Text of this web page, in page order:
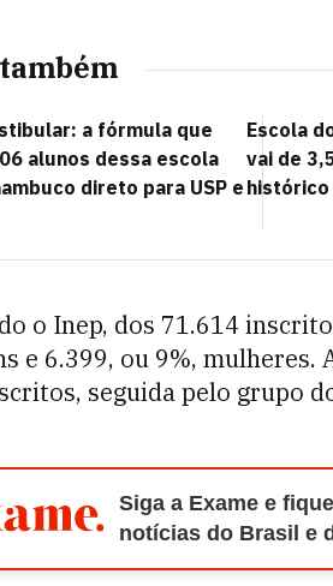
a fórmula que
alunos dessa escola
direto para USP e
Escola
vai de
o Inep, dos 71.614
e 6.399, ou 9%,
seguida pelo grupo
Siga a Exame e
notícias do Brasil e